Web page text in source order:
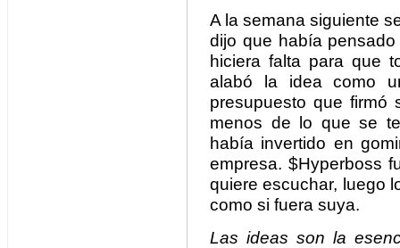
A la semana siguiente
dijo que había
hiciera falta para que
alabó la idea como
presupuesto que firmó
menos de lo que se
había invertido en
empresa. $Hyperboss
quiere escuchar, luego
como si fuera suya.
Las ideas son la